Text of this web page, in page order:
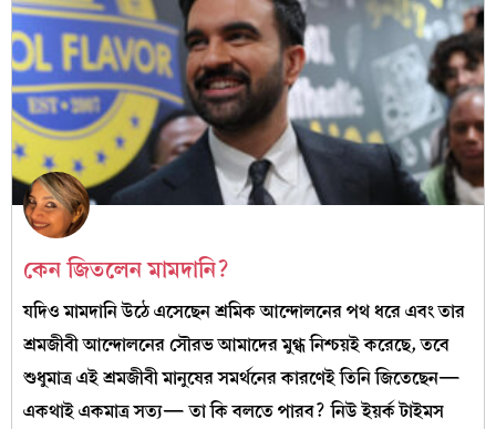
কেন জিতলেন মামদানি?
যদিও মামদানি উঠে এসেছেন শ্রমিক আন্দোলনের পথ ধরে এবং তার
শ্রমজীবী আন্দোলনের সৌরভ আমাদের মুগ্ধ নিশ্চয়ই করেছে, তবে
শুধুমাত্র এই শ্রমজীবী মানুষের সমর্থনের কারণেই তিনি জিতেছেন—
একথাই একমাত্র সত‍্য— তা কি বলতে পারব? নিউ ইয়র্ক টাইমস